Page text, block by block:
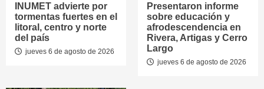
INUMET advierte por
tormentas fuertes en el
litoral, centro y norte
del país
jueves 6 de agosto de 2026
Presentaron informe
sobre educación y
afrodescendencia en
Rivera, Artigas y Cerro
Largo
jueves 6 de agosto de 2026